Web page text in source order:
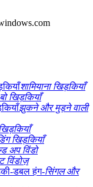
शामियाना खिड़कियाँ
खिड़कियाँ
झुकने और मुड़ने वाली
खिड़कियाँ
अप विंडो
सिंगल और